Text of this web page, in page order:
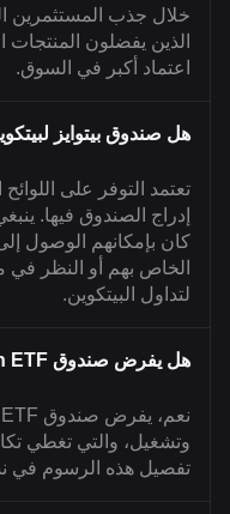
خلال جذب المستثمرين
الذين يفضلون المنتجات
اعتماد أكبر في السوق.
هل صندوق بيتوايز
تعتمد التوفر على
إدراج الصندوق فيها.
كان بإمكانهم الوصول
لتداول البيتكوين.
هل يفرض صندوق Bitwise Bitcoin ETF أي رسوم؟
وتشغيل، والتي تغطي
تفصيل هذه الرسوم في